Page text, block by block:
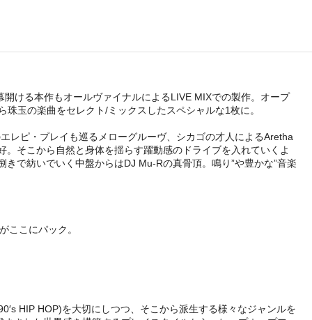
ける本作もオールヴァイナルによるLIVE MIXでの製作。オープ
玉の楽曲をセレクト/ミックスしたスペシャルな1枚に。
レピ・プレイも巡るメローグルーヴ、シカゴの才人によるAretha
そこから自然と身体を揺らす躍動感のドライブを入れていくよ
で紡いでいく中盤からはDJ Mu-Rの真骨頂。鳴り”や豊かな”音楽
ここにパック。
HIP HOP)を大切にしつつ、そこから派生する様々なジャンルを